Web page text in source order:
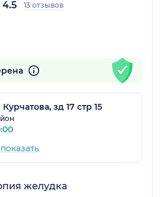
4.5 13 отзывов
зд 17 стр 15
показать
желудка